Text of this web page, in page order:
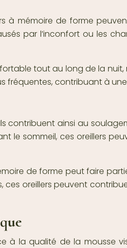
à mémoire de forme
par l’inconfort ou les
tout au long de la
contribuant à
ainsi au
le sommeil, ces oreillers
de forme peut faire
oreillers peuvent
à la qualité de la mousse